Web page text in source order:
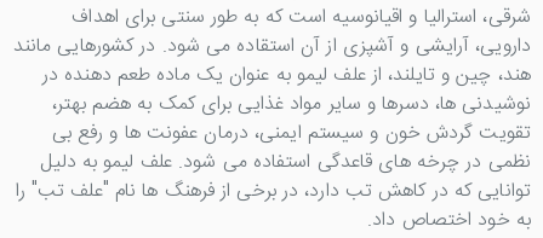
شرقی، استرالیا و اقیانوسیه است که به طور سنتی برای اهداف
دارویی، آرایشی و آشپزی از آن استقاده می شود. در کشورهایی مانند
هند، چین و تایلند، از علف لیمو به عنوان یک ماده طعم دهنده در
نوشیدنی ها، دسرها و سایر مواد غذایی برای کمک به هضم بهتر،
تقویت گردش خون و سیستم ایمنی، درمان عفونت ها و رفع بی
نظمی در چرخه های قاعدگی استفاده می شود. علف لیمو به دلیل
توانایی که در کاهش تب دارد، در برخی از فرهنگ ها نام "علف تب" را
به خود اختصاص داد.